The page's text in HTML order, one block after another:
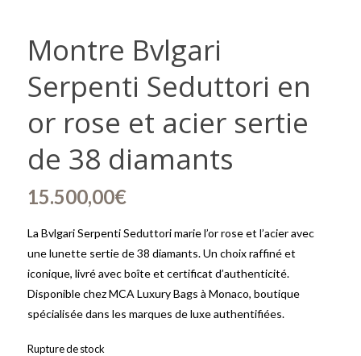
Montre Bvlgari
Serpenti Seduttori en
or rose et acier sertie
de 38 diamants
15.500,00€
La Bvlgari Serpenti Seduttori marie l’or rose et l’acier avec
une lunette sertie de 38 diamants. Un choix raffiné et
iconique, livré avec boîte et certificat d’authenticité.
Disponible chez MCA Luxury Bags à Monaco, boutique
spécialisée dans les marques de luxe authentifiées.
Rupture de stock